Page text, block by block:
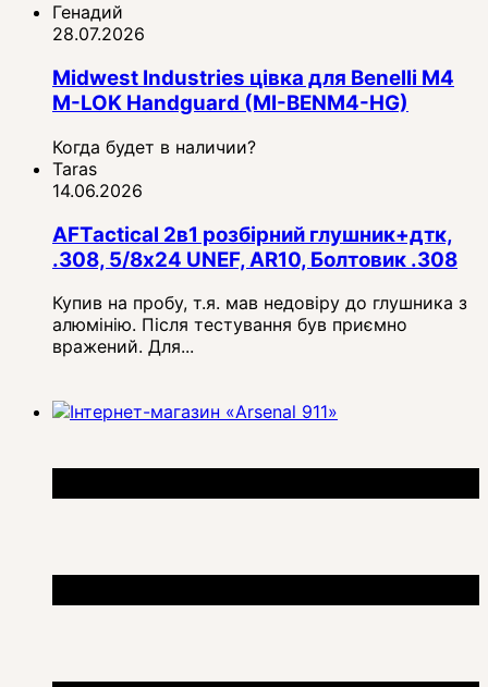
Генадий
28.07.2026
Midwest Industries цівка для Benelli M4
M-LOK Handguard (MI-BENM4-HG)
Когда будет в наличии?
Taras
14.06.2026
AFTactical 2в1 розбірний глушник+дтк,
.308, 5/8x24 UNEF, AR10, Болтовик .308
Купив на пробу, т.я. мав недовіру до глушника з
алюмінію. Після тестування був приємно
вражений. Для...